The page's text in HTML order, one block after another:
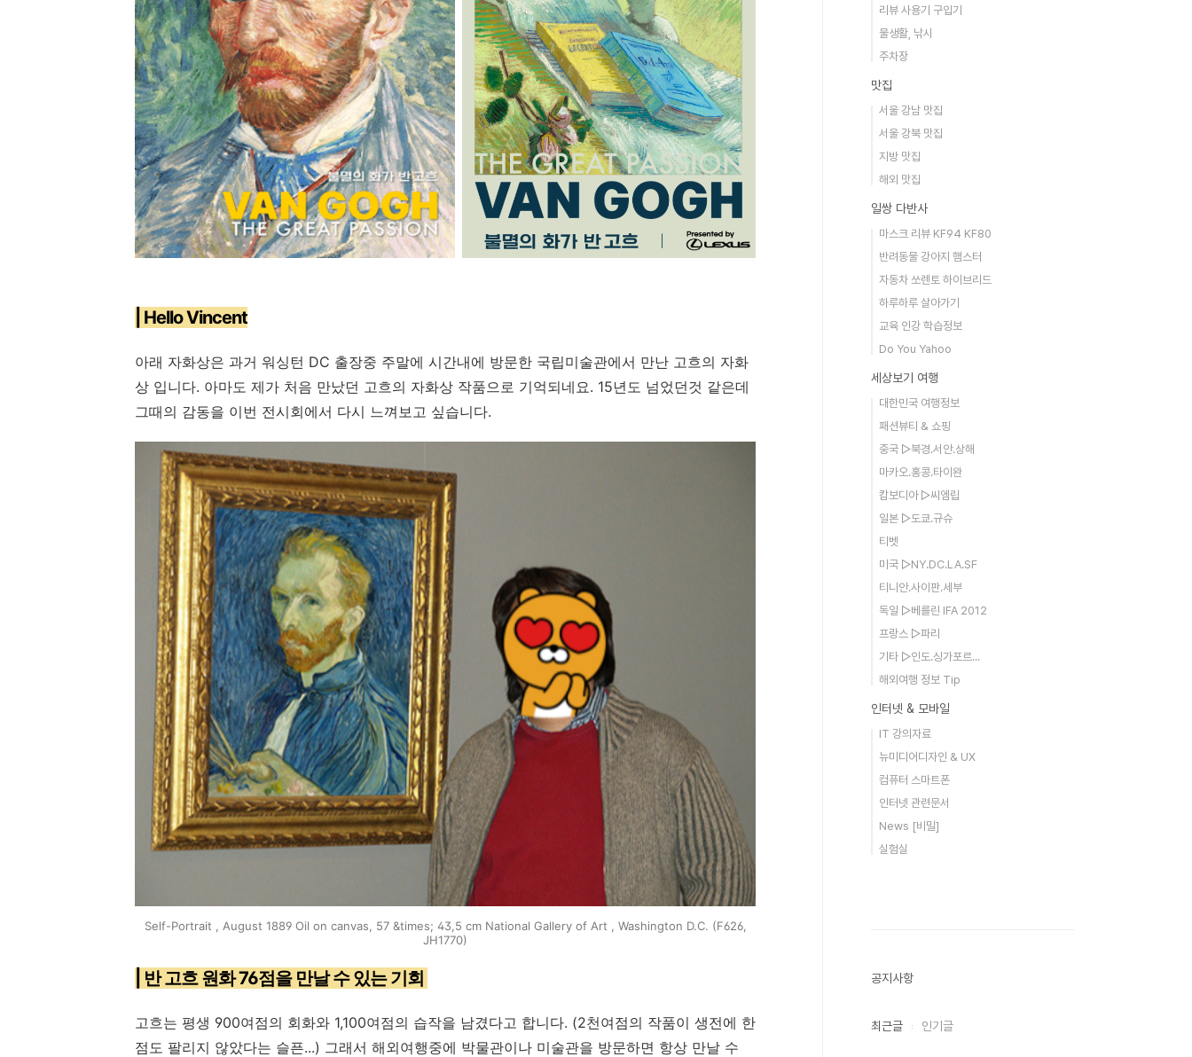
| Hello Vincent
아래 자화상은 과거 워싱턴 DC 출장중 주말에 시간내에 방문한 국립미술관에서 만난 고흐의 자화
상 입니다. 아마도 제가 처음 만났던 고흐의 자화상 작품으로 기억되네요. 15년도 넘었던것 같은데
그때의 감동을 이번 전시회에서 다시 느껴보고 싶습니다.
Self-Portrait , August 1889 Oil on canvas, 57 &times; 43,5 cm National Gallery of Art , Washington D.C. (F626,
JH1770)
| 반 고흐 원화 76점을 만날 수 있는 기회
고흐는 평생 900여점의 회화와 1,100여점의 습작을 남겼다고 합니다. (2천여점의 작품이 생전에 한
점도 팔리지 않았다는 슬픈...) 그래서 해외여행중에 박물관이나 미술관을 방문하면 항상 만날 수
리뷰 사용기 구입기
물생활, 낚시
주차장
맛집
서울 강남 맛집
서울 강북 맛집
지방 맛집
해외 맛집
일쌍 다반사
마스크 리뷰 KF94 KF80
반려동물 강아지 햄스터
자동차 쏘렌토 하이브리드
하루하루 살아가기
교육 인강 학습정보
Do You Yahoo
세상보기 여행
대한민국 여행정보
패션뷰티 & 쇼핑
중국 ▷북경.서안.상해
마카오.홍콩.타이완
캄보디아 ▷씨엠립
일본 ▷도쿄.규슈
티벳
미국 ▷NY.DC.LA.SF
티니안.사이판.세부
독일 ▷베를린 IFA 2012
프랑스 ▷파리
기타 ▷인도.싱가포르...
해외여행 정보 Tip
인터넷 & 모바일
IT 강의자료
뉴미디어디자인 & UX
컴퓨터 스마트폰
인터넷 관련문서
News [비밀]
실험실
공지사항
최근글 인기글